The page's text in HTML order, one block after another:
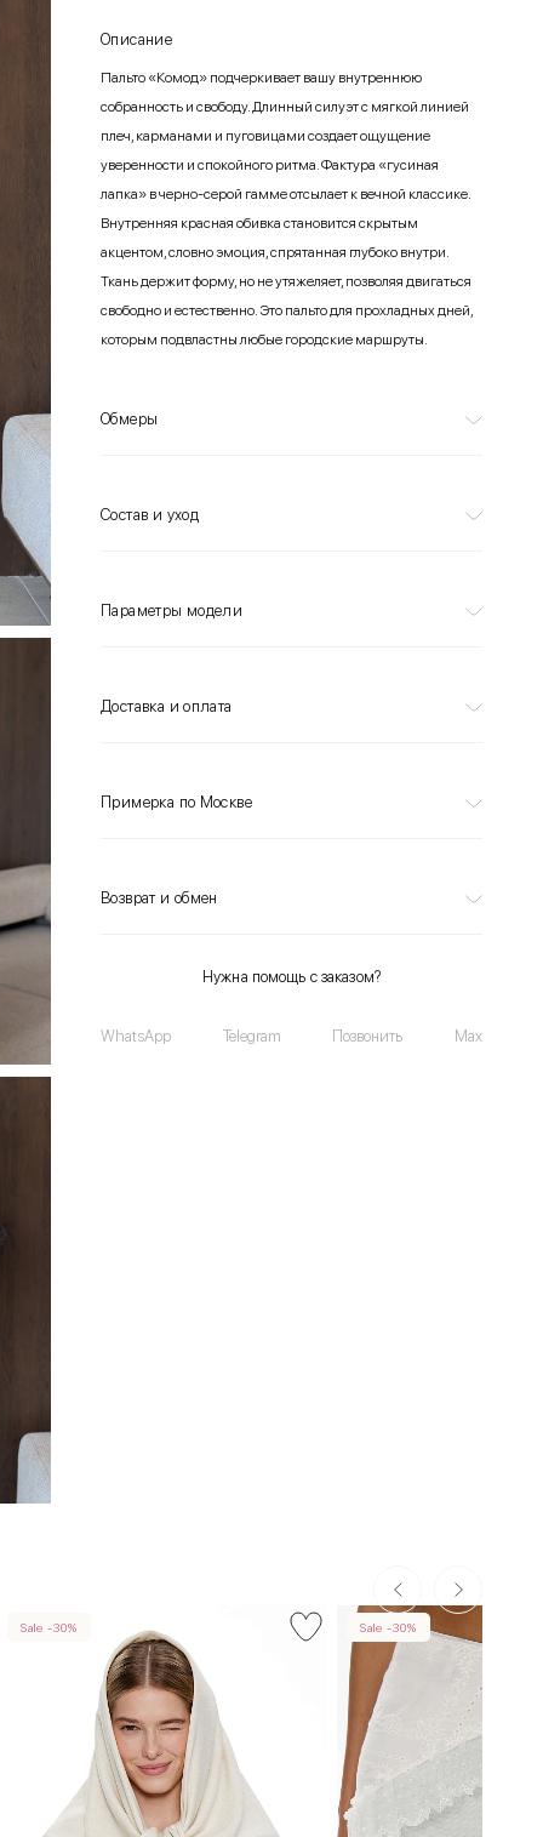
Описание
Пальто «Комод» подчеркивает вашу внутреннюю
собранность и свободу. Длинный силуэт с мягкой линией
плеч, карманами и пуговицами создает ощущение
уверенности и спокойного ритма. Фактура «гусиная
лапка» в черно-серой гамме отсылает к вечной классике.
Внутренняя красная обивка становится скрытым
акцентом, словно эмоция, спрятанная глубоко внутри.
Ткань держит форму, но не утяжеляет, позволяя двигаться
свободно и естественно. Это пальто для прохладных дней,
которым подвластны любые городские маршруты.
Обмеры
Состав и уход
Параметры модели
Доставка и оплата
Примерка по Москве
Возврат и обмен
Нужна помощь с заказом?
WhatsApp Telegram Позвонить Max
Sale -30% Sale -30%